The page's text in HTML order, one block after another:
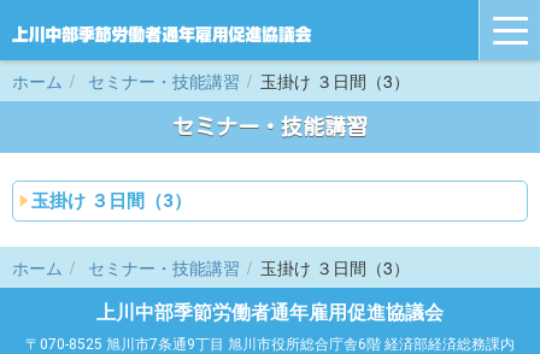
ホーム セミナー・技能講習 玉掛け ３日間（3）
セミナー・技能講習
玉掛け ３日間（3）
ホーム セミナー・技能講習 玉掛け ３日間（3）
上川中部季節労働者通年雇用促進協議会
〒070-8525 旭川市7条通9丁目 旭川市役所総合庁舎6階 経済部経済総務課内